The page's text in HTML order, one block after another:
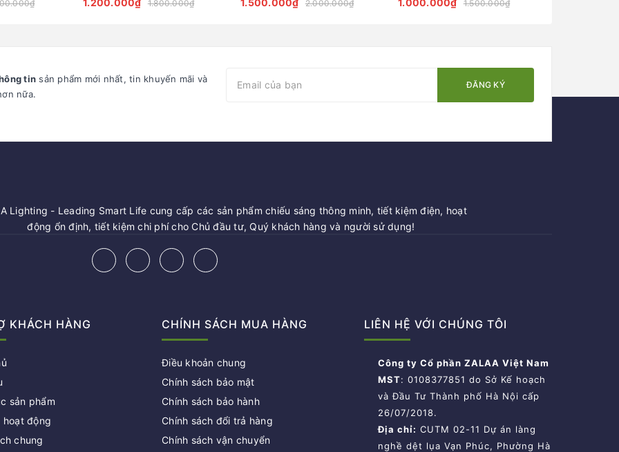
1.800.000₫ 2.000.000₫ 1.500.000₫
tin sản phẩm mới nhất, tin khuyến mãi và
nữa.
ĐĂNG KÝ
Lighting - Leading Smart Life cung cấp các sản phẩm chiếu sáng thông minh, tiết kiệm điện, hoạt
động ổn định, tiết kiệm chi phí cho Chủ đầu tư, Quý khách hàng và người sử dụng!
KHÁCH HÀNG
sản phẩm
động
chung
CHÍNH SÁCH MUA HÀNG
Điều khoản chung
Chính sách bảo mật
Chính sách bảo hành
Chính sách đổi trả hàng
Chính sách vận chuyển
LIÊN HỆ VỚI CHÚNG TÔI
Công ty Cổ phần ZALAA Việt Nam
MST: 0108377851 do Sở Kế hoạch
và Đầu Tư Thành phố Hà Nội cấp
26/07/2018.
Địa chỉ: CUTM 02-11 Dự án làng
nghề dệt lụa Vạn Phúc, Phường Hà